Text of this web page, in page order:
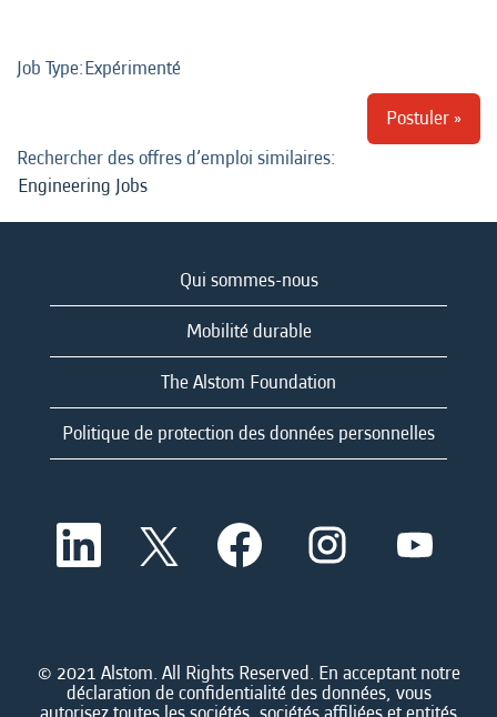
Job Type:​Expérimenté
Postuler »
Rechercher des offres d’emploi similaires:
Engineering Jobs
Qui sommes-nous
Mobilité durable
The Alstom Foundation
Politique de protection des données personnelles
S
o
d
a
n
S
’
o
d
a
S
o
d
a
n
d
a
n
d
a
n
© 2021 Alstom. All Rights Reserved. En acceptant notre
déclaration de confidentialité des données, vous